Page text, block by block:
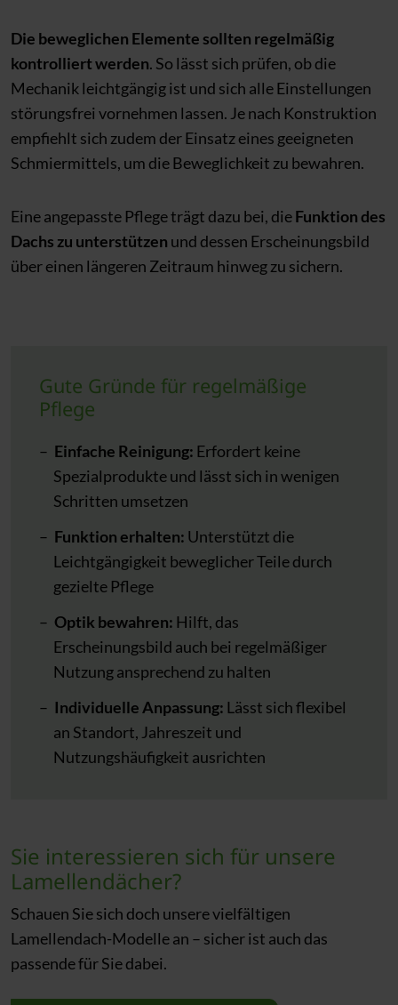
Die beweglichen Elemente sollten regelmäßig
kontrolliert werden. So lässt sich prüfen, ob die
Mechanik leichtgängig ist und sich alle Einstellungen
störungsfrei vornehmen lassen. Je nach Konstruktion
empfiehlt sich zudem der Einsatz eines geeigneten
Schmiermittels, um die Beweglichkeit zu bewahren.
Eine angepasste Pflege trägt dazu bei, dieFunktion des
Dachs zu unterstützen und dessen Erscheinungsbild
über einen längeren Zeitraum hinweg zu sichern.
Gute Gründe für regelmäßige
Pflege
Einfache Reinigung: Erfordert keine
Spezialprodukte und lässt sich in wenigen
Schritten umsetzen
Funktion erhalten: Unterstützt die
Leichtgängigkeit beweglicher Teile durch
gezielte Pflege
Optik bewahren: Hilft, das
Erscheinungsbild auch bei regelmäßiger
Nutzung ansprechend zu halten
Individuelle Anpassung: Lässt sich flexibel
an Standort, Jahreszeit und
Nutzungshäufigkeit ausrichten
Sie interessieren sich für unsere
Lamellendächer?
Schauen Sie sich doch unsere vielfältigen
Lamellendach-Modelle an – sicher ist auch das
passende für Sie dabei.